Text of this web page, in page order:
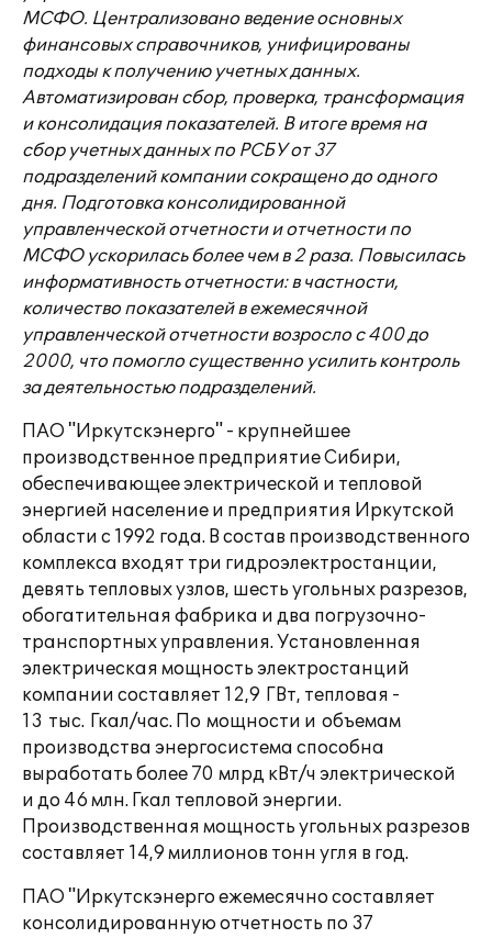
МСФО. Централизовано ведение основных
финансовых справочников, унифицированы
подходы к получению учетных данных.
Автоматизирован сбор, проверка, трансформация
и консолидация показателей. В итоге время на
сбор учетных данных по РСБУ от 37
подразделений компании сокращено до одного
дня. Подготовка консолидированной
управленческой отчетности и отчетности по
МСФО ускорилась более чем в 2 раза. Повысилась
информативность отчетности: в частности,
количество показателей в ежемесячной
управленческой отчетности возросло с 400 до
2000, что помогло существенно усилить контроль
за деятельностью подразделений.
ПАО "Иркутскэнерго" - крупнейшее
производственное предприятие Сибири,
обеспечивающее электрической и тепловой
энергией население и предприятия Иркутской
области с 1992 года. В состав производственного
комплекса входят три гидроэлектростанции,
девять тепловых узлов, шесть угольных разрезов,
обогатительная фабрика и два погрузочно-
транспортных управления. Установленная
электрическая мощность электростанций
компании составляет 12,9 ГВт, тепловая -
13 тыс. Гкал/час. По мощности и объемам
производства энергосистема способна
выработать более 70 млрд кВт/ч электрической
и до 46 млн. Гкал тепловой энергии.
Производственная мощность угольных разрезов
составляет 14,9 миллионов тонн угля в год.
ПАО "Иркутскэнерго ежемесячно составляет
консолидированную отчетность по 37